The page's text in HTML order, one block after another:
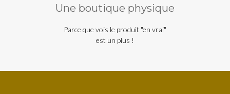
Une boutique physique
Parce que vois le produit "en vrai"
est un plus !